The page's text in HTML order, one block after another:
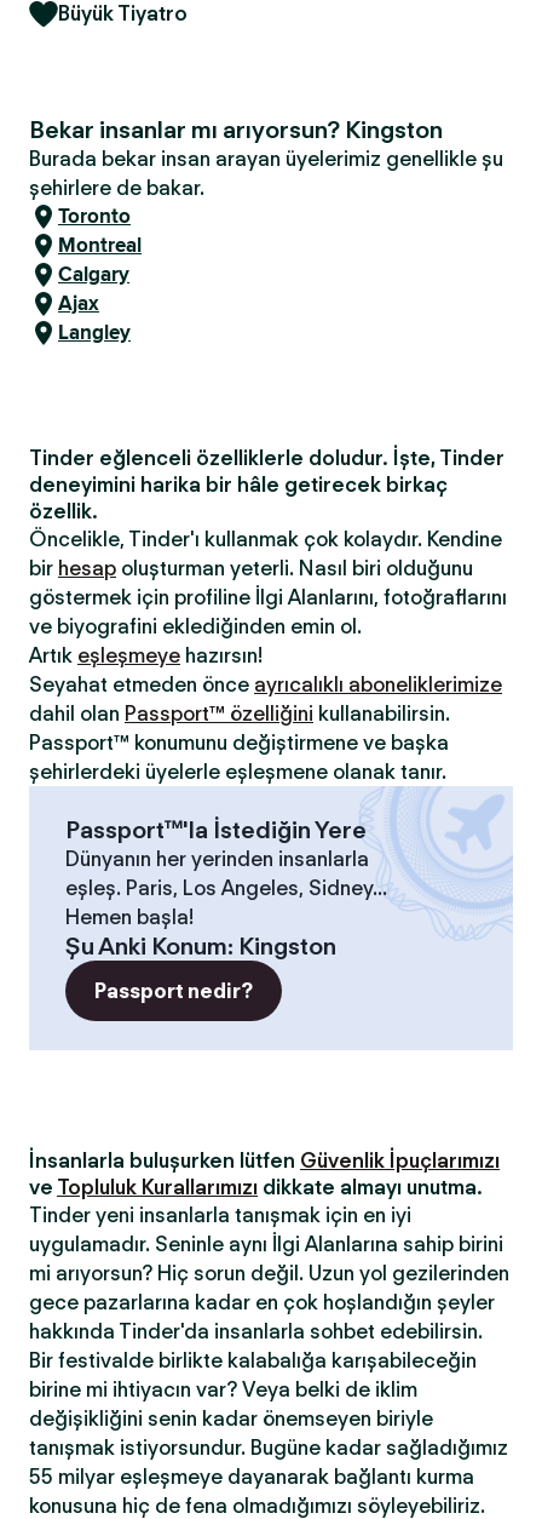
Büyük Tiyatro
Bekar insanlar mı arıyorsun? Kingston
Burada bekar insan arayan üyelerimiz genellikle şu
şehirlere de bakar.
Toronto
Montreal
Calgary
Ajax
Langley
Tinder eğlenceli özelliklerle doludur. İşte, Tinder
deneyimini harika bir hâle getirecek birkaç
özellik.
Öncelikle, Tinder'ı kullanmak çok kolaydır. Kendine
bir hesap oluşturman yeterli. Nasıl biri olduğunu
göstermek için profiline İlgi Alanlarını, fotoğraflarını
ve biyografini eklediğinden emin ol.
Artık eşleşmeye hazırsın!
Seyahat etmeden önce ayrıcalıklı aboneliklerimize
dahil olan Passport™ özelliğini kullanabilirsin.
Passport™ konumunu değiştirmene ve başka
şehirlerdeki üyelerle eşleşmene olanak tanır.
Passport™'la İstediğin Yere
Dünyanın her yerinden insanlarla
eşleş. Paris, Los Angeles, Sidney...
Hemen başla!
Şu Anki Konum: Kingston
Passport nedir?
İnsanlarla buluşurken lütfen Güvenlik İpuçlarımızı
ve Topluluk Kurallarımızı dikkate almayı unutma.
Tinder yeni insanlarla tanışmak için en iyi
uygulamadır. Seninle aynı İlgi Alanlarına sahip birini
mi arıyorsun? Hiç sorun değil. Uzun yol gezilerinden
gece pazarlarına kadar en çok hoşlandığın şeyler
hakkında Tinder'da insanlarla sohbet edebilirsin.
Bir festivalde birlikte kalabalığa karışabileceğin
birine mi ihtiyacın var? Veya belki de iklim
değişikliğini senin kadar önemseyen biriyle
tanışmak istiyorsundur. Bugüne kadar sağladığımız
55 milyar eşleşmeye dayanarak bağlantı kurma
konusuna hiç de fena olmadığımızı söyleyebiliriz.